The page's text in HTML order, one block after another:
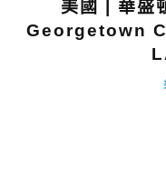
美國 | 華盛
Georgetown